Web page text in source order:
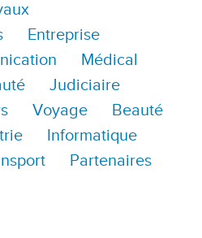
Entreprise
Médical
Judiciaire
Voyage
Beauté
Informatique
Partenaires